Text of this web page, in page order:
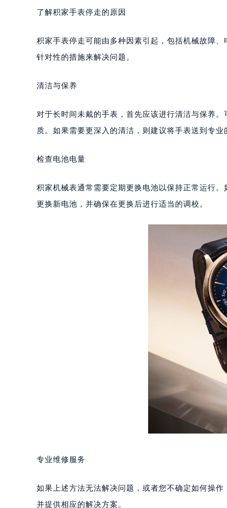
广州市天河区天河路230号万菱汇国
深圳市罗湖区深南东路5001号华润
惠州市惠城区江北文昌一路7号华贸
重庆市江北区观音桥步行街2号融恒
郑州市二七区铭功路10号华润大厦
乌鲁木齐市天山区红山路26号时代
温州市鹿城区锦绣路1067号置信广
哈尔滨市道里区友谊西路600号富
大连市中山区人民路15号国际金融
佛山市禅城区季华五路57号万科金
东莞市东城街道鸿福东路1号民盈国
无锡市梁溪区人民中路139号恒隆广
南通市崇川区工农路57号圆融广场
苏州市苏州工业园区星港街199号苏
武汉市江汉区解放大道686号世界贸
南宁市青秀区金湖路59号地王大厦
合肥市蜀山区潜山路111号万象城华
泉州市丰泽区宝洲路729号浦西万达
青岛市南区山东路6号华润大厦B座
烟台市芝罘区胜利路139号万达金融
长春市朝阳区西安大路727号中银
贵阳市南明区都司高架桥路33号亨
唐山市路南区新华东道100号万达广
了解积家手表停走的原因
积家手表停走可能由多种因素引起，包括机械故障
针对性的措施来解决问题。
清洁与保养
对于长时间未戴的手表，首先应该进行清洁与保养
质。如果需要更深入的清洁，则建议将手表送到专业
检查电池电量
积家机械表通常需要定期更换电池以保持正常运行
更换新电池，并确保在更换后进行适当的调校。
专业维修服务
如果上述方法无法解决问题，或者您不确定如何操
并提供相应的解决方案。